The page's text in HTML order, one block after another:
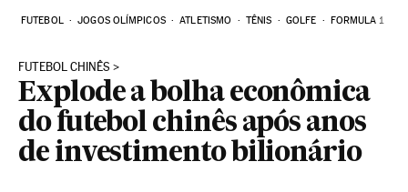
FUTEBOL JOGOS OLÍMPICOS ATLETISMO TÊNIS GOLFE FORMULA 1
FUTEBOL CHINÊS
Explode a bolha econômica
do futebol chinês após anos
de investimento bilionário